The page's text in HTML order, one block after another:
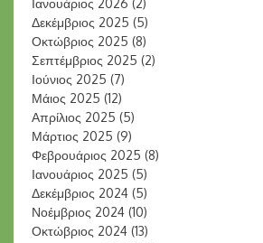
Ιανουάριος 2026 (2)
Δεκέμβριος 2025 (5)
Οκτώβριος 2025 (8)
Σεπτέμβριος 2025 (2)
Ιούνιος 2025 (7)
Μάιος 2025 (12)
Απρίλιος 2025 (5)
Μάρτιος 2025 (9)
Φεβρουάριος 2025 (8)
Ιανουάριος 2025 (5)
Δεκέμβριος 2024 (5)
Νοέμβριος 2024 (10)
Οκτώβριος 2024 (13)